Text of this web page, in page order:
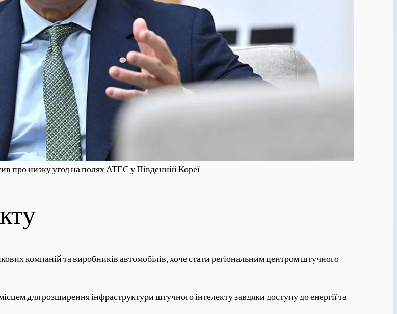
про низку угод на полях АТЕС у Південній Кореї
компаній та виробників автомобілів, хоче стати регіональним центром штучного
для розширення інфраструктури штучного інтелекту завдяки доступу до енергії та